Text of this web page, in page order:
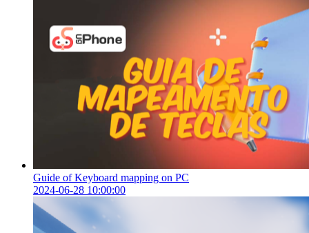
Guide of Keyboard mapping on PC
2024-06-28 10:00:00